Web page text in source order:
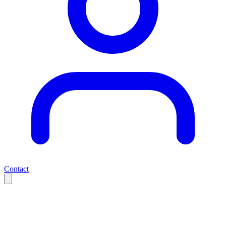
Contact